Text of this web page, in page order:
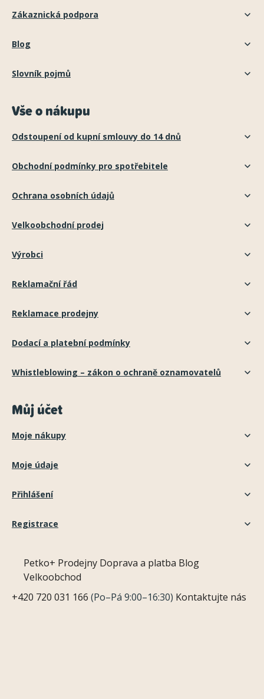
Zákaznická podpora
Blog
Slovník pojmů
Vše o nákupu
Odstoupení od kupní smlouvy do 14 dnů
Obchodní podmínky pro spotřebitele
Ochrana osobních údajů
Velkoobchodní prodej
Výrobci
Reklamační řád
Reklamace prodejny
Dodací a platební podmínky
Whistleblowing – zákon o ochraně oznamovatelů
Můj účet
Moje nákupy
Moje údaje
Přihlášení
Registrace
Petko+ Prodejny Doprava a platba Blog
Velkoobchod
+420 720 031 166 (Po–Pá 9:00–16:30) Kontaktujte nás